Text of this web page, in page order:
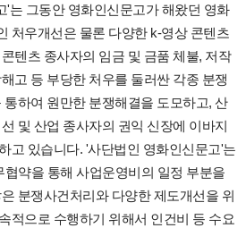
'는 그동안 영화인신문고가 해왔던 영화
처우개선은 물론 다양한 k-영상 콘텐츠
텐츠 종사자의 임금 및 금품 체불, 저작
고 등 부당한 처우를 둘러싼 각종 분쟁
통하여 원만한 분쟁해결을 도모하고, 산
및 산업 종사자의 권익 신장에 이바지
고 있습니다. '사단법인 영화인신문고'는
약을 통해 사업운영비의 일정 부분을
분쟁사건처리와 다양한 제도개선을 위
적으로 수행하기 위해서 인건비 등 수요